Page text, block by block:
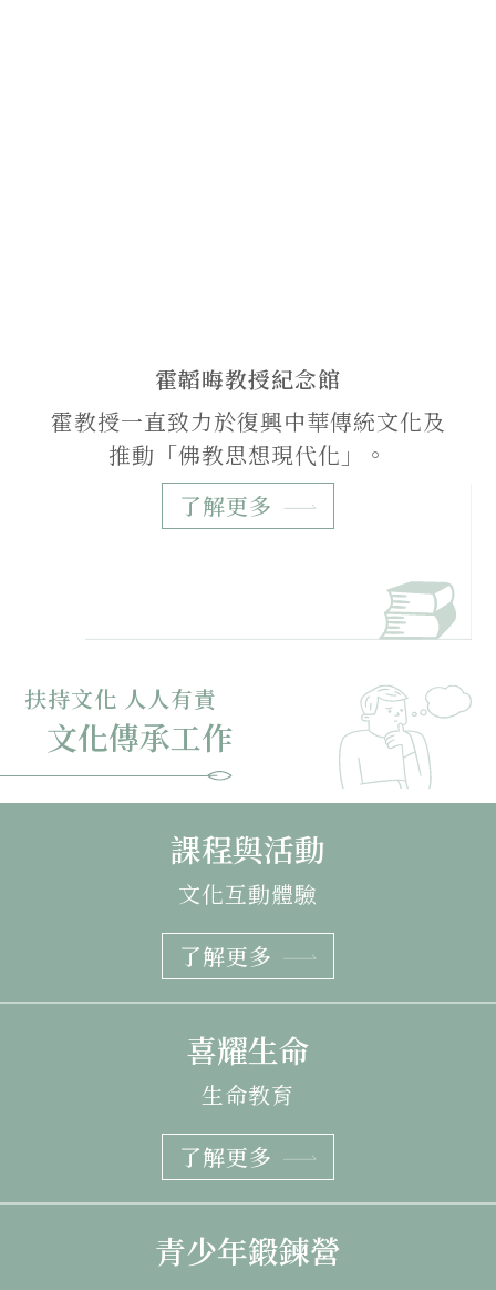
霍韜晦教授紀念館
霍教授一直致力於復興中華傳統文化及
推動「佛教思想現代化」。
了解更多
扶持文化 人人有責
文化傳承工作
課程與活動
文化互動體驗
了解更多
喜耀生命
生命教育
了解更多
青少年鍛鍊營